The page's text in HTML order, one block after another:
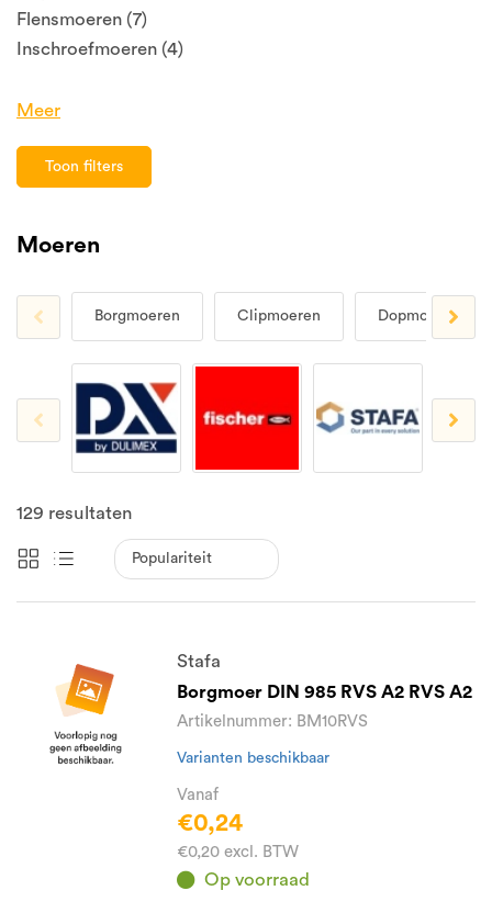
Flensmoeren (7)
Inschroefmoeren (4)
Meer
Toon filters
Moeren
Borgmoeren Clipmoeren Dopmoeren
129 resultaten
Stafa
Borgmoer DIN 985 RVS A2 RVS A2
Artikelnummer: BM10RVS
Varianten beschikbaar
Vanaf
€0,24
€0,20 excl. BTW
Op voorraad